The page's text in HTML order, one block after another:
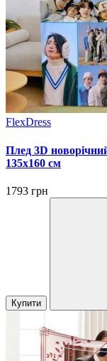
FlexDress
Плед 3D
135х160 см
1793 грн
Купити